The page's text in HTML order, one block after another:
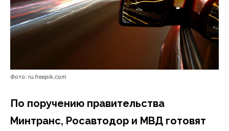
Фото: ru.freepik.com
По поручению правительства
Минтранс, Росавтодор и МВД готовят